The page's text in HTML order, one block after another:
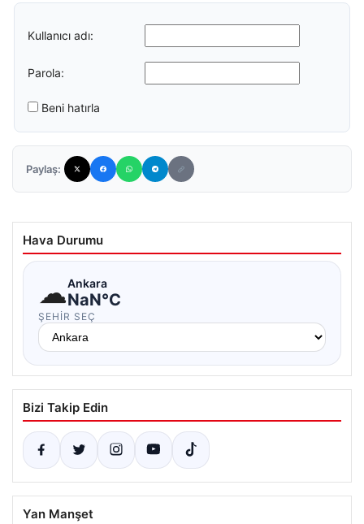
Kullanıcı adı:
Parola:
Beni hatırla
Paylaş:
Hava Durumu
☁Ankara
NaN°C
ŞEHIR SEÇ
Bizi Takip Edin
Yan Manşet